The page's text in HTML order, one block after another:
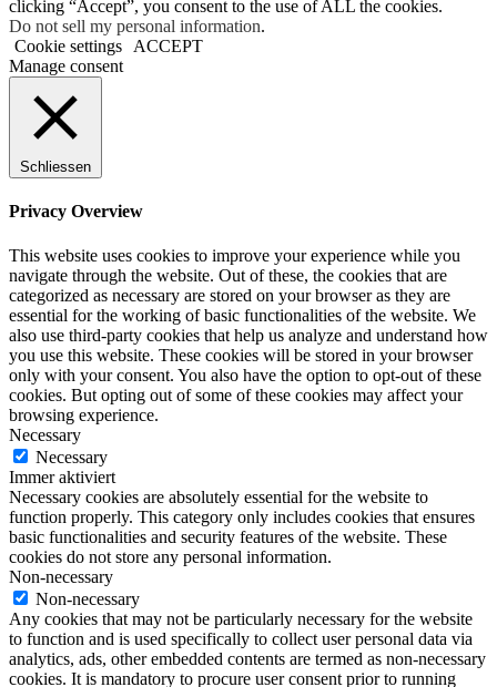
clicking “Accept”, you consent to the use of ALL the cookies.
Do not sell my personal information.
Cookie settings
ACCEPT
Manage consent
Schliessen
Privacy Overview
This website uses cookies to improve your experience while you
navigate through the website. Out of these, the cookies that are
categorized as necessary are stored on your browser as they are
essential for the working of basic functionalities of the website. We
also use third-party cookies that help us analyze and understand how
you use this website. These cookies will be stored in your browser
only with your consent. You also have the option to opt-out of these
cookies. But opting out of some of these cookies may affect your
browsing experience.
Necessary
Necessary
Immer aktiviert
Necessary cookies are absolutely essential for the website to
function properly. This category only includes cookies that ensures
basic functionalities and security features of the website. These
cookies do not store any personal information.
Non-necessary
Non-necessary
Any cookies that may not be particularly necessary for the website
to function and is used specifically to collect user personal data via
analytics, ads, other embedded contents are termed as non-necessary
cookies. It is mandatory to procure user consent prior to running